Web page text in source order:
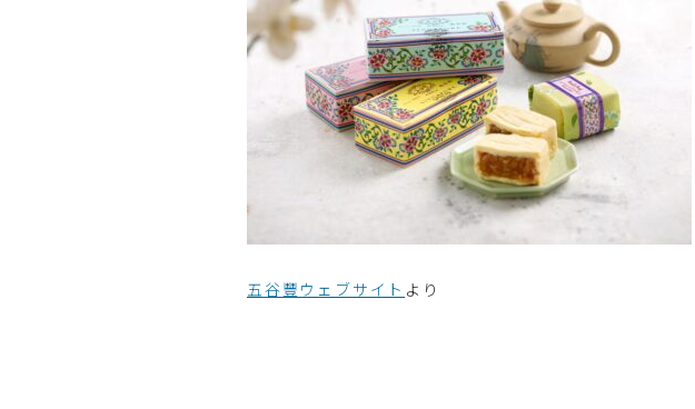
五谷豐ウェブサイト より